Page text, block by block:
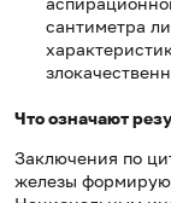
сантиметра
Что означают
Заключения по
железы